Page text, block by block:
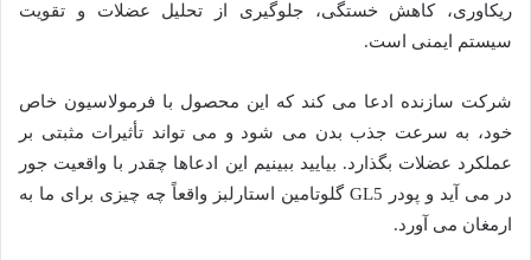
ریکاوری، کاهش خستگی، جلوگیری از تحلیل عضلات و تقویت
سیستم ایمنی است.
شرکت سازنده ادعا می کند که این محصول با فرمولاسیون خاص
خود، به سرعت جذب بدن می شود و می تواند تأثیرات مثبتی بر
عملکرد عضلات بگذارد. بیایید ببینیم این ادعاها چقدر با واقعیت جور
در می آید و پودر GL5 گلوتامین استارلبز واقعاً چه چیزی برای ما به
ارمغان می آورد.